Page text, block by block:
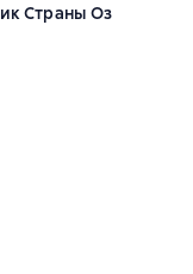
Страны Оз
основе 68 оценок